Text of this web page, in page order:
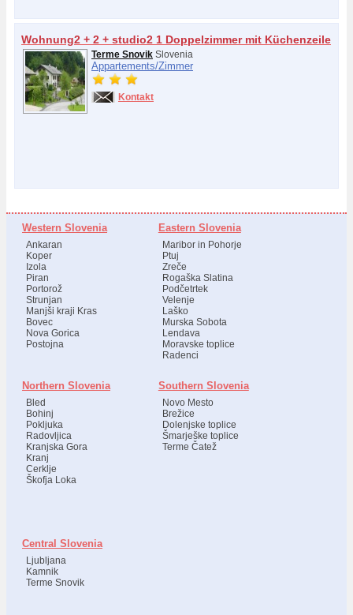
Wohnung2 + 2 + studio2 1 Doppelzimmer mit Küchenzeile
Terme Snovik Slovenia
Appartements/Zimmer
Kontakt
Western Slovenia
Ankaran
Koper
Izola
Piran
Portorož
Strunjan
Manjši kraji Kras
Bovec
Nova Gorica
Postojna
Eastern Slovenia
Maribor in Pohorje
Ptuj
Zreče
Rogaška Slatina
Podčetrtek
Velenje
Laško
Murska Sobota
Lendava
Moravske toplice
Radenci
Northern Slovenia
Bled
Bohinj
Pokljuka
Radovljica
Kranjska Gora
Kranj
Cerklje
Škofja Loka
Southern Slovenia
Novo Mesto
Brežice
Dolenjske toplice
Šmarješke toplice
Terme Čatež
Central Slovenia
Ljubljana
Kamnik
Terme Snovik